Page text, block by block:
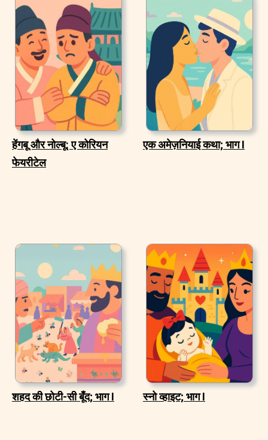
हेंगबू और नोल्बू: ए कोरियन
फेयरीटेल
एक अमेज़नियाई कथा; भाग I
शहद की छोटी-सी बूँद; भाग I स्नो व्हाइट; भाग I